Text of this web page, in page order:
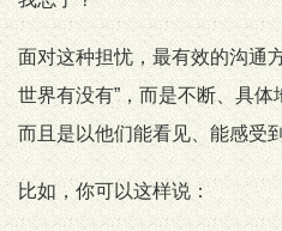
面对这种担忧，最有效的沟通
世界有没有”，而是不断、具
而且是以他们能看见、能感受
比如，你可以这样说：